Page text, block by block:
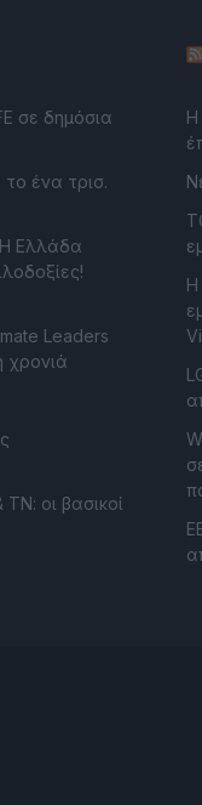
σε δημόσια
ένα τρισ.
Η Ελλάδα
Leaders
χρονιά
οι βασικοί
Η
Η